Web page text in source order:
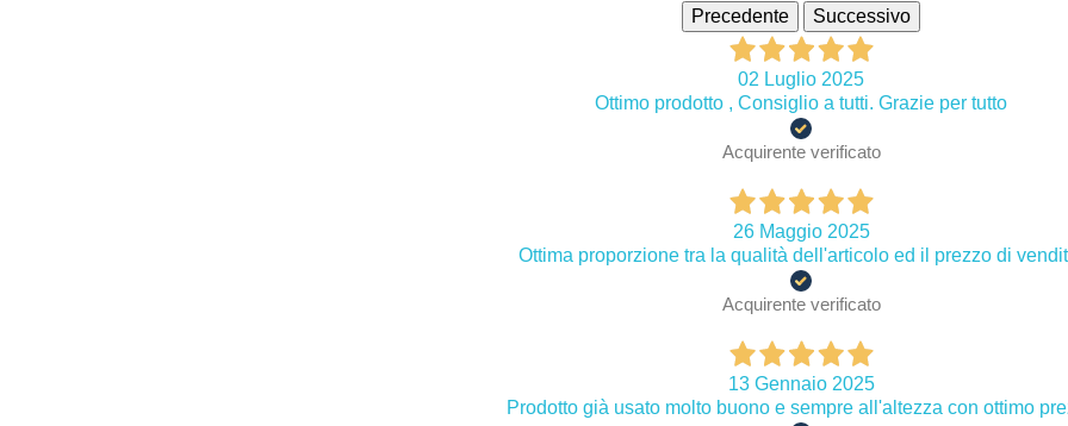
Precedente
Successivo
02 Luglio 2025
Ottimo prodotto , Consiglio a tutti. Grazie per tutto
Acquirente verificato
26 Maggio 2025
Ottima proporzione tra la qualità dell'articolo ed il prezzo di
Acquirente verificato
13 Gennaio 2025
Prodotto già usato molto buono e sempre all'altezza con ottimo